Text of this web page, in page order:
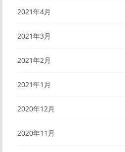
2021年4月
2021年3月
2021年2月
2021年1月
2020年12月
2020年11月